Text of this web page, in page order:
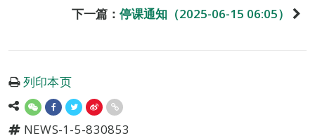
下一篇： 停课通知（2025-06-15 06:05）
列印本页
NEWS-1-5-830853